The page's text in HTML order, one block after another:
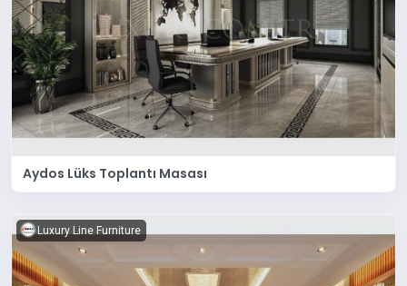
Aydos Lüks Toplantı Masası
Luxury Line Furniture